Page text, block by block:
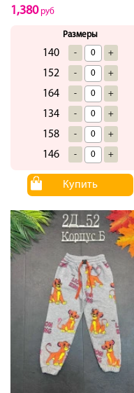
1,380руб
Размеры
140 - +
152 - +
164 - +
134 - +
158 - +
146 - +
Купить